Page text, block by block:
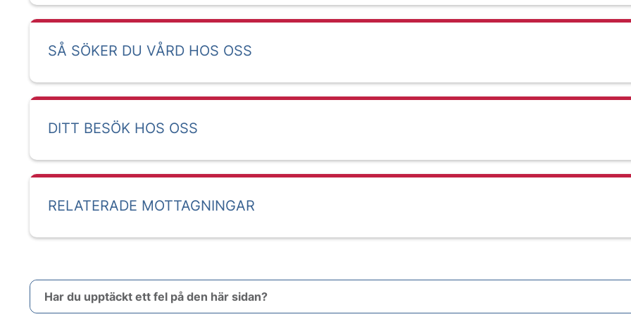
SÅ SÖKER DU VÅRD HOS OSS
DITT BESÖK HOS OSS
RELATERADE MOTTAGNINGAR
Har du upptäckt ett fel på den här sidan?